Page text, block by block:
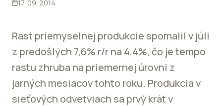
17. 09. 2014
Rast priemyselnej produkcie spomalil v júli
z predošlých 7,6% r/r na 4,4%, čo je tempo
rastu zhruba na priemernej úrovni z
jarných mesiacov tohto roku. Produkcia v
sieťových odvetviach sa prvý krát v